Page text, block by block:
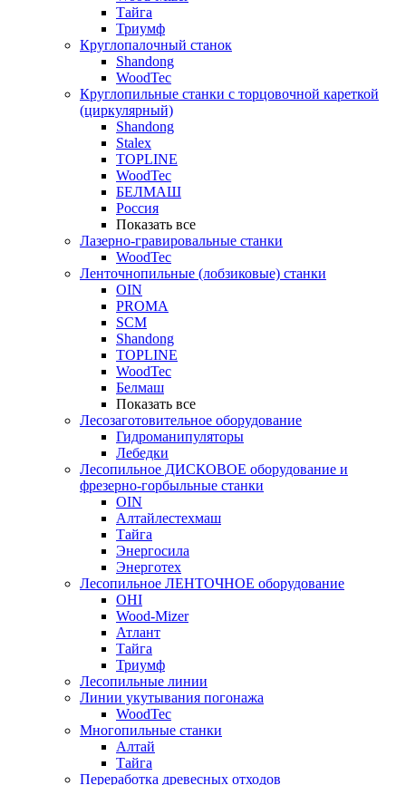
Тайга
Триумф
Круглопалочный станок
Shandong
WoodTec
Круглопильные станки с торцовочной кареткой
(циркулярный)
Shandong
Stalex
TOPLINE
WoodTec
БЕЛМАШ
Россия
Показать все
Лазерно-гравировальные станки
WoodTec
Ленточнопильные (лобзиковые) станки
OIN
PROMA
SCM
Shandong
TOPLINE
WoodTec
Белмаш
Показать все
Лесозаготовительное оборудование
Гидроманипуляторы
Лебедки
Лесопильное ДИСКОВОЕ оборудование и
фрезерно-горбыльные станки
OIN
Алтайлестехмаш
Тайга
Энергосила
Энерготех
Лесопильное ЛЕНТОЧНОЕ оборудование
OHI
Wood-Mizer
Атлант
Тайга
Триумф
Лесопильные линии
Линии укутывания погонажа
WoodTec
Многопильные станки
Алтай
Тайга
Переработка древесных отходов